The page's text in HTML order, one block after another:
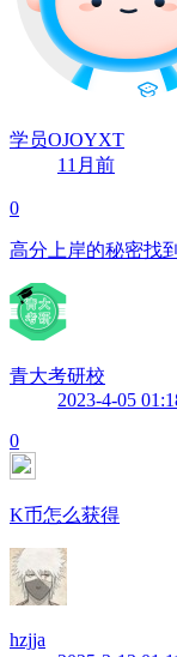
学员OJOYXT
11月前
0
高分上岸的秘密找
青大考研校
2023-4-05
0
K币怎么获得
hzjja